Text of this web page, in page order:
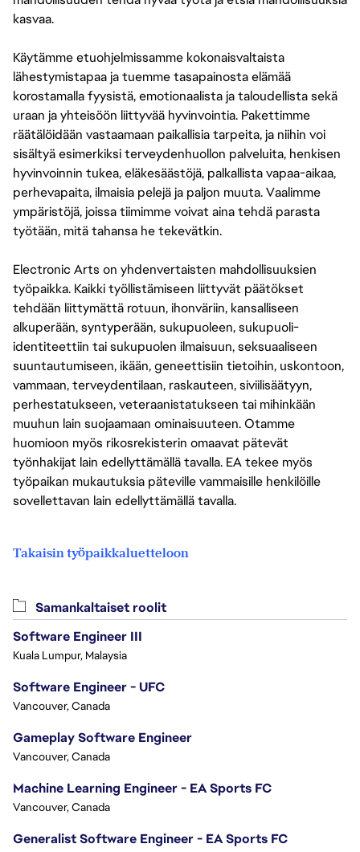
kasvaa.
Käytämme etuohjelmissamme kokonaisvaltaista
lähestymistapaa ja tuemme tasapainosta elämää
korostamalla fyysistä, emotionaalista ja taloudellista sekä
uraan ja yhteisöön liittyvää hyvinvointia. Pakettimme
räätälöidään vastaamaan paikallisia tarpeita, ja niihin voi
sisältyä esimerkiksi terveydenhuollon palveluita, henkisen
hyvinvoinnin tukea, eläkesäästöjä, palkallista vapaa-aikaa,
perhevapaita, ilmaisia pelejä ja paljon muuta. Vaalimme
ympäristöjä, joissa tiimimme voivat aina tehdä parasta
työtään, mitä tahansa he tekevätkin.
Electronic Arts on yhdenvertaisten mahdollisuuksien
työpaikka. Kaikki työllistämiseen liittyvät päätökset
tehdään liittymättä rotuun, ihonväriin, kansalliseen
alkuperään, syntyperään, sukupuoleen, sukupuoli-
identiteettiin tai sukupuolen ilmaisuun, seksuaaliseen
suuntautumiseen, ikään, geneettisiin tietoihin, uskontoon,
vammaan, terveydentilaan, raskauteen, siviilisäätyyn,
perhestatukseen, veteraanistatukseen tai mihinkään
muuhun lain suojaamaan ominaisuuteen. Otamme
huomioon myös rikosrekisterin omaavat pätevät
työnhakijat lain edellyttämällä tavalla. EA tekee myös
työpaikan mukautuksia päteville vammaisille henkilöille
sovellettavan lain edellyttämällä tavalla.
Takaisin työpaikkaluetteloon
Samankaltaiset roolit
Software Engineer III
Kuala Lumpur, Malaysia
Software Engineer - UFC
Vancouver, Canada
Gameplay Software Engineer
Vancouver, Canada
Machine Learning Engineer - EA Sports FC
Vancouver, Canada
Generalist Software Engineer - EA Sports FC